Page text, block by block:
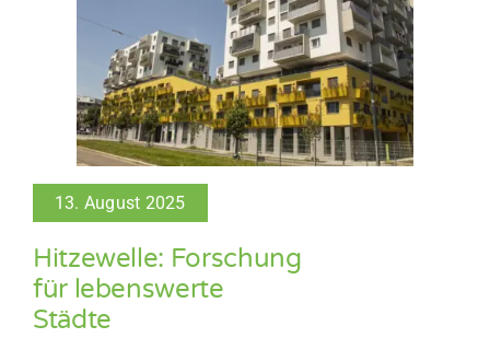
13. August 2025
Hitzewelle: Forschung
für lebenswerte
Städte